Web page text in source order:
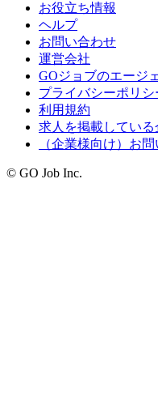
お役立ち情報
ヘルプ
お問い合わせ
運営会社
GOジョブのエージ
プライバシーポリシ
利用規約
求人を掲載している
（企業様向け）お
© GO Job Inc.